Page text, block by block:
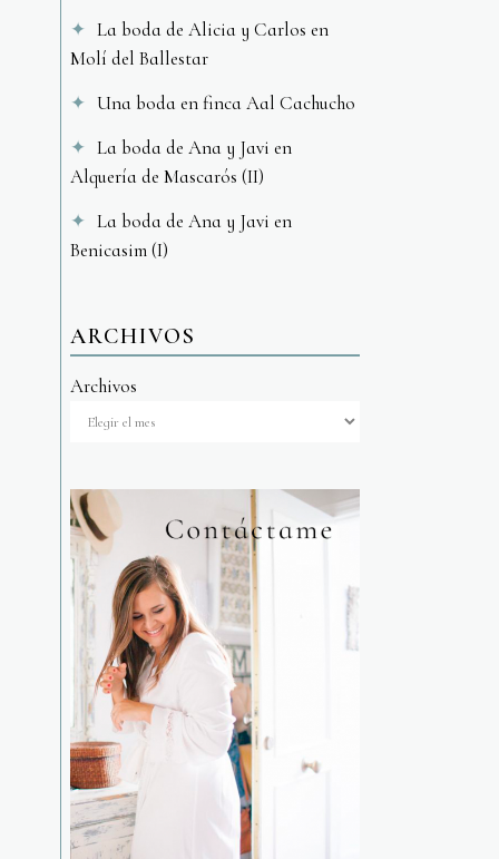
La boda de Alicia y Carlos en
Molí del Ballestar
Una boda en finca Aal Cachucho
La boda de Ana y Javi en
Alquería de Mascarós (II)
La boda de Ana y Javi en
Benicasim (I)
ARCHIVOS
Archivos